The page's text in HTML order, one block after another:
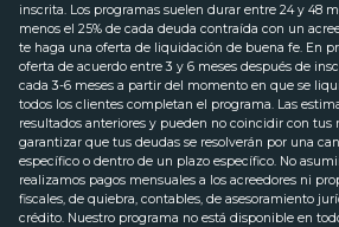
inscrita. Los programas suelen durar entre 24 y 48
menos el 25% de cada deuda contraída con un
te haga una oferta de liquidación de buena fe. En
oferta de acuerdo entre 3 y 6 meses después de
cada 3-6 meses a partir del momento en que se
todos los clientes completan el programa. Las
resultados anteriores y pueden no coincidir con tus
garantizar que tus deudas se resolverán por una
específico o dentro de un plazo específico. No
realizamos pagos mensuales a los acreedores ni
fiscales, de quiebra, contables, de asesoramiento
crédito. Nuestro programa no está disponible en